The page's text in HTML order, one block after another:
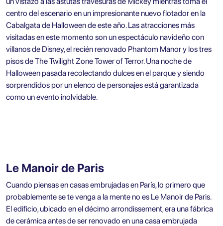
centro del escenario en un impresionante nuevo flotador en la
Cabalgata de Halloween de este año. Las atracciones más
visitadas en este momento son un espectáculo navideño con
villanos de Disney, el recién renovado Phantom Manor y los tres
pisos de The Twilight Zone Tower of Terror. Una noche de
Halloween pasada recolectando dulces en el parque y siendo
sorprendidos por un elenco de personajes está garantizada
como un evento inolvidable.
Le Manoir de Paris
Cuando piensas en casas embrujadas en París, lo primero que
probablemente se te venga a la mente no es Le Manoir de Paris.
El edificio, ubicado en el décimo arrondissement, era una fábrica
de cerámica antes de ser renovado en una casa embrujada